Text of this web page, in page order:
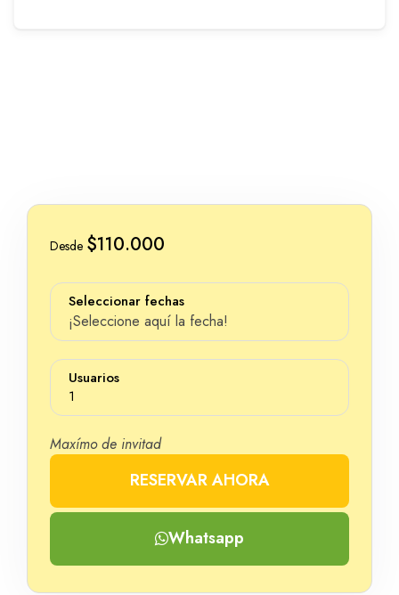
Desde $110.000
Seleccionar fechas
¡Seleccione aquí la fecha!
Usuarios
1
Maxímo de invitad
RESERVAR AHORA
Whatsapp